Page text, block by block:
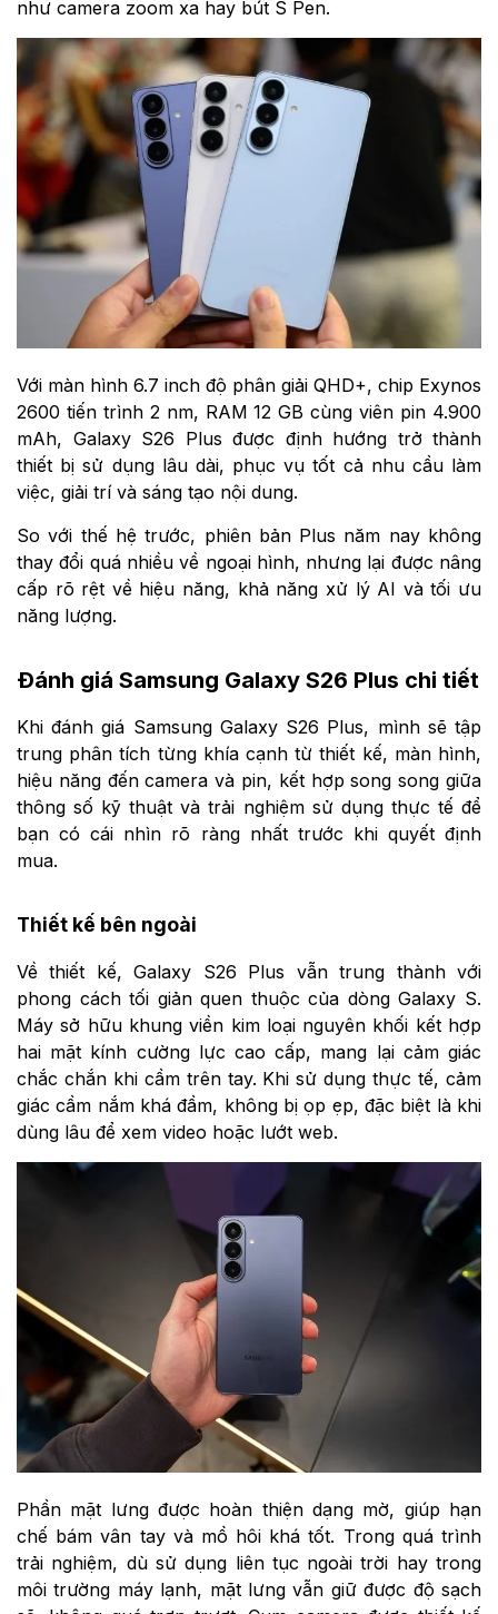
như camera zoom xa hay bút S Pen.
Với màn hình 6.7 inch độ phân giải QHD+, chip Exynos
2600 tiến trình 2 nm, RAM 12 GB cùng viên pin 4.900
mAh, Galaxy S26 Plus được định hướng trở thành
thiết bị sử dụng lâu dài, phục vụ tốt cả nhu cầu làm
việc, giải trí và sáng tạo nội dung.
So với thế hệ trước, phiên bản Plus năm nay không
thay đổi quá nhiều về ngoại hình, nhưng lại được nâng
cấp rõ rệt về hiệu năng, khả năng xử lý AI và tối ưu
năng lượng.
Đánh giá Samsung Galaxy S26 Plus chi tiết
Khi đánh giá Samsung Galaxy S26 Plus, mình sẽ tập
trung phân tích từng khía cạnh từ thiết kế, màn hình,
hiệu năng đến camera và pin, kết hợp song song giữa
thông số kỹ thuật và trải nghiệm sử dụng thực tế để
bạn có cái nhìn rõ ràng nhất trước khi quyết định
mua.
Thiết kế bên ngoài
Về thiết kế, Galaxy S26 Plus vẫn trung thành với
phong cách tối giản quen thuộc của dòng Galaxy S.
Máy sở hữu khung viền kim loại nguyên khối kết hợp
hai mặt kính cường lực cao cấp, mang lại cảm giác
chắc chắn khi cầm trên tay. Khi sử dụng thực tế, cảm
giác cầm nắm khá đầm, không bị ọp ẹp, đặc biệt là khi
dùng lâu để xem video hoặc lướt web.
Phần mặt lưng được hoàn thiện dạng mờ, giúp hạn
chế bám vân tay và mồ hôi khá tốt. Trong quá trình
trải nghiệm, dù sử dụng liên tục ngoài trời hay trong
môi trường máy lạnh, mặt lưng vẫn giữ được độ sạch